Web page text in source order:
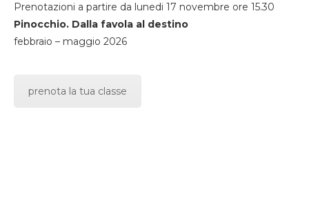
Prenotazioni a partire da lunedi 17 novembre ore 15.30
Pinocchio. Dalla favola al destino
febbraio – maggio 2026
prenota la tua classe